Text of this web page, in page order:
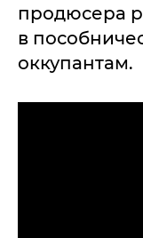
продюсера
в
оккупантам.